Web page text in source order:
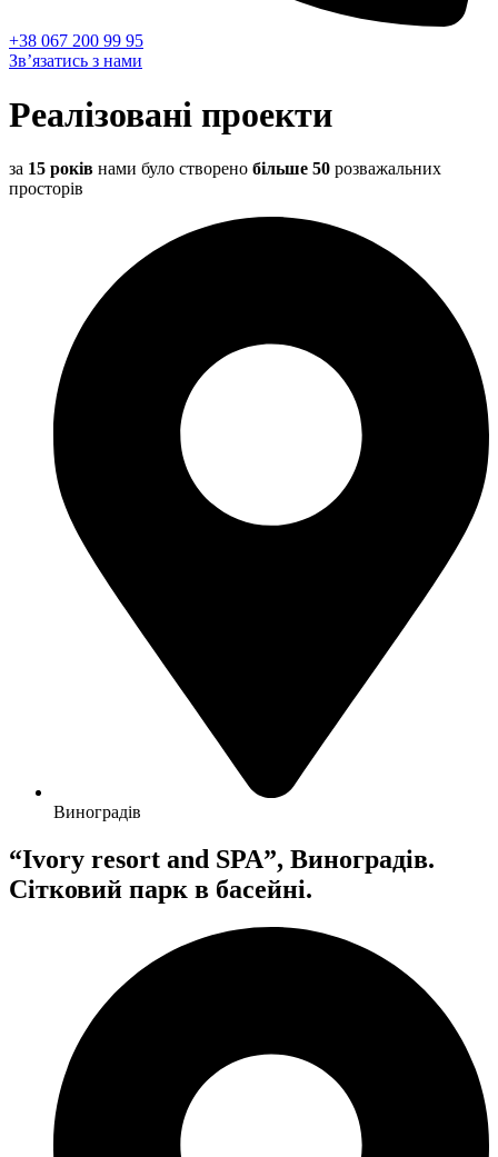
+38 067 200 99 95
Зв’язатись з нами
Реалізовані проекти
за 15 років нами було створено більше 50 розважальних
просторів
Виноградів
“Ivory resort and SPA”, Виноградів.
Сітковий парк в басейні.